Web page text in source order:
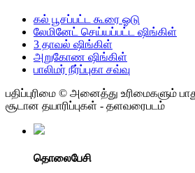
கல் பூசப்பட்ட கூரை ஓடு
லேமினேட் செய்யப்பட்ட ஷிங்கிள்
3 தாவல் ஷிங்கிள்
அறுகோண ஷிங்கிள்
பாலிமர் நீர்ப்புகா சவ்வு
பதிப்புரிமை © அனைத்து உரிமைகளும்
சூடான தயாரிப்புகள் - தளவரைபடம்
தொலைபேசி